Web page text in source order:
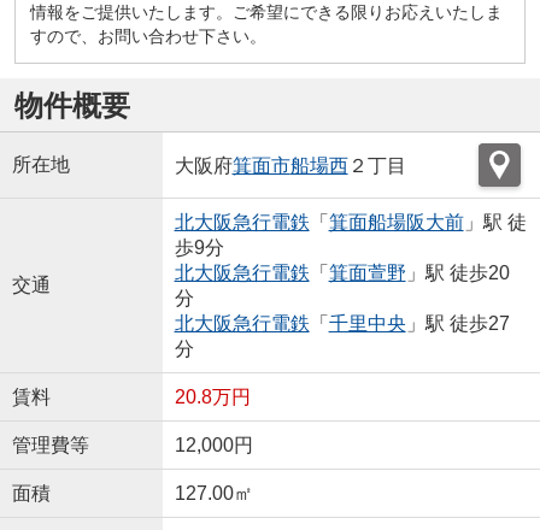
情報をご提供いたします。ご希望にできる限りお応えいたしま
すので、お問い合わせ下さい。
物件概要
所在地 大阪府箕面市船場西２丁目
交通
北大阪急行電鉄 「 箕面船場阪大前」駅 徒
歩9分
北大阪急行電鉄 「 箕面萱野 」駅 徒歩20
分
北大阪急行電鉄 「 千里中央 」駅 徒歩27
分
賃料 20.8万円
管理費等 12,000円
面積 127.00㎡